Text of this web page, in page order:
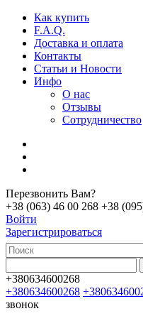
Как купить
F.A.Q.
Доставка и оплата
Контакты
Статьи и Новости
Инфо
О нас
Отзывы
Сотрудничество
Перезвонить Вам?
+38 (063) 46 00 268 +38
Войти
Зарегистрироваться
+380634600268
+380634600268
звонок